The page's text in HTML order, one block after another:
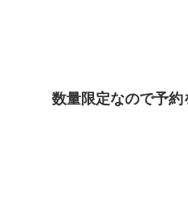
数量限定なので予約